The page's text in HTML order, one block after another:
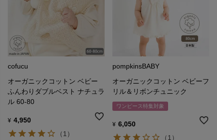
cofucu
オーガニックコットン ベビー
ふんわりダブルベスト ナチュラ
ル 60-80
¥ 4,950
（1）
pompkinsBABY
オーガニックコットン ベビーフ
リル＆リボンチュニック
ワンピース特集対象
¥ 6,050
（1）